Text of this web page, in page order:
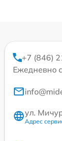
+7 (846)
Ежедневно
ул.
Адрес